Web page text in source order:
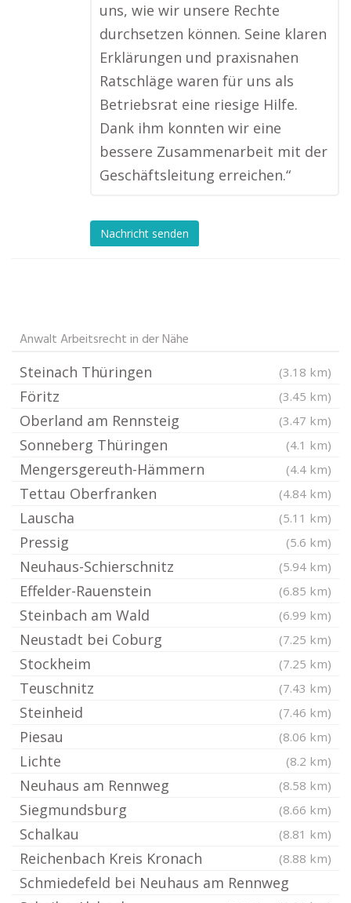
uns, wie wir unsere Rechte
durchsetzen können. Seine klaren
Erklärungen und praxisnahen
Ratschläge waren für uns als
Betriebsrat eine riesige Hilfe.
Dank ihm konnten wir eine
bessere Zusammenarbeit mit der
Geschäftsleitung erreichen.“
Nachricht senden
Anwalt Arbeitsrecht in der Nähe
Steinach Thüringen (3.18 km)
Föritz (3.45 km)
Oberland am Rennsteig (3.47 km)
Sonneberg Thüringen (4.1 km)
Mengersgereuth-Hämmern (4.4 km)
Tettau Oberfranken (4.84 km)
Lauscha (5.11 km)
Pressig (5.6 km)
Neuhaus-Schierschnitz (5.94 km)
Effelder-Rauenstein (6.85 km)
Steinbach am Wald (6.99 km)
Neustadt bei Coburg (7.25 km)
Stockheim (7.25 km)
Teuschnitz (7.43 km)
Steinheid (7.46 km)
Piesau (8.06 km)
Lichte (8.2 km)
Neuhaus am Rennweg (8.58 km)
Siegmundsburg (8.66 km)
Schalkau (8.81 km)
Reichenbach Kreis Kronach (8.88 km)
Schmiedefeld bei Neuhaus am Rennweg